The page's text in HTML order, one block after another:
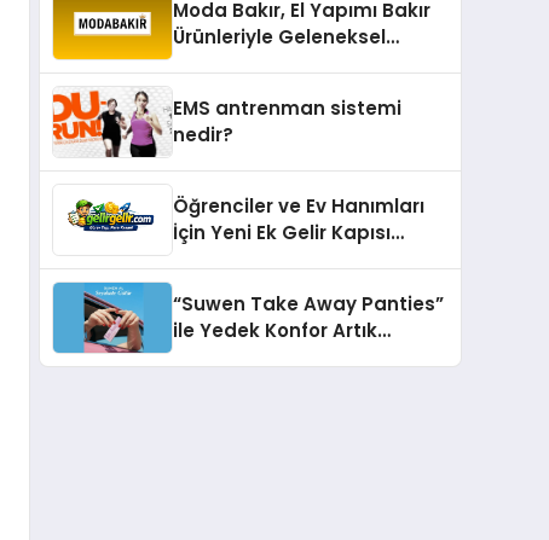
Moda Bakır, El Yapımı Bakır
Ürünleriyle Geleneksel
EMS antrenman sistemi
nedir?
Öğrenciler ve Ev Hanımları
İçin Yeni Ek Gelir Kapısı
“Suwen Take Away Panties”
ile Yedek Konfor Artık